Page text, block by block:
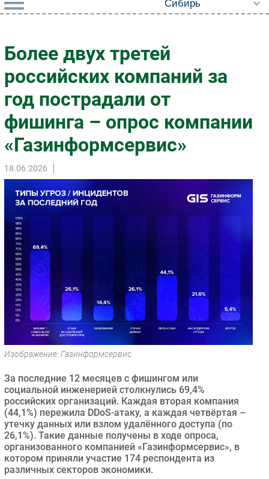
Импорто­замещение
Автоматизация Промышленности
Интернет
Мобильная связь
Фиксированная связь
Интеграция
Рынок ПК
Маркетинг
Торговые сети
Оборудование
Outsourcing
Безопасность
Инновации
Гаджеты
Здоровье
РАЗДЕЛЫ
Новости
Аналитика
Более двух третей
российских компаний за
год пострадали от
фишинга – опрос компании
«Газинформсервис»
18.06.2026
Изображение: Газинформсервис
За последние 12 месяцев с фишингом или
социальной инженерией столкнулись 69,4%
российских организаций. Каждая вторая компания
(44,1%) пережила DDoS-атаку, а каждая четвёртая –
утечку данных или взлом удалённого доступа (по
26,1%). Такие данные получены в ходе опроса,
организованного компанией «Газинформсервис», в
котором приняли участие 174 респондента из
различных секторов экономики.